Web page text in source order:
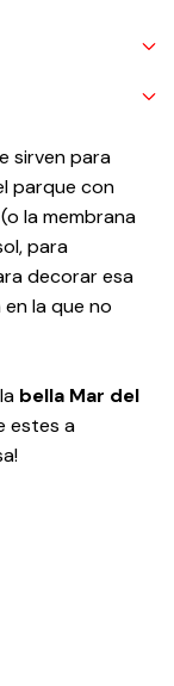
sirven para
parque con
la membrana
para
decorar esa
la que no
bella Mar del
estes a